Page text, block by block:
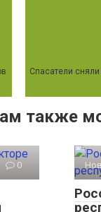
Спасатели
также
0